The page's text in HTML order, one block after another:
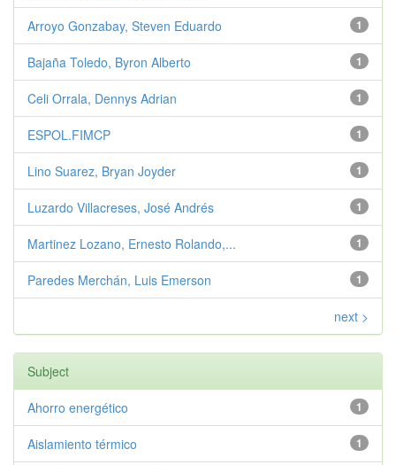
1
Arroyo Gonzabay, Steven Eduardo
1
Bajaña Toledo, Byron Alberto
1
Celi Orrala, Dennys Adrian
1
ESPOL.FIMCP
1
Lino Suarez, Bryan Joyder
1
Luzardo Villacreses, José Andrés
1
Martinez Lozano, Ernesto Rolando,...
1
Paredes Merchán, Luis Emerson
next >
Subject
1
Ahorro energético
1
Aislamiento térmico